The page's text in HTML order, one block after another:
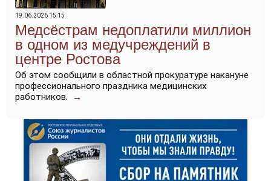
19.06.2026 15:15
Медсёстрам недоплатили миллион
в одном из медучреждений в
центре Ростова
Об этом сообщили в областной прокуратуре накануне
профессионального праздника медицинских
работников.
→